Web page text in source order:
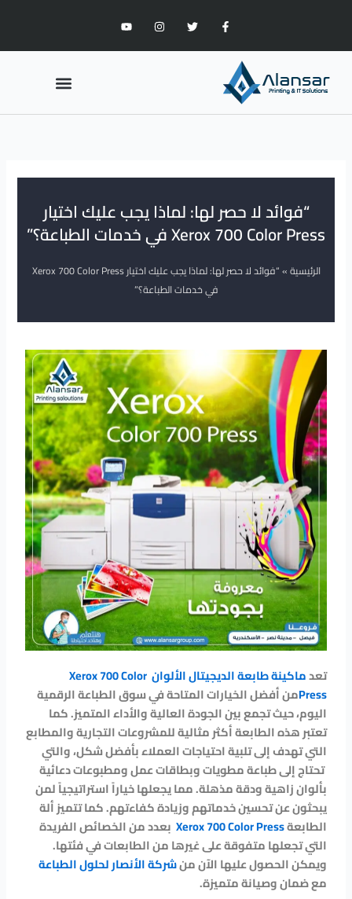
المحتوى
F
a
c
e
o
k
f
w
i
t
I
n
s
t
o
t
Menu
“فوائد لا حصر لها: لماذا يجب عليك اختيار
Xerox 700 Color Press في خدمات الطباعة؟”
الرئيسية»
“فوائد لا حصر لها: لماذا يجب عليك اختيار Xerox 700 Color Press
في خدمات الطباعة؟”
تعدماكينة طابعة الديجيتال الألوان Xerox 700 Color
Pressمن أفضل الخيارات المتاحة في سوق الطباعة الرقمية
اليوم، حيث تجمع بين الجودة العالية والأداء المتميز. كما
تعتبر هذه الطابعة أكثر مثالية للمشروعات التجارية والمطابع
التي تهدف إلى تلبية احتياجات العملاء بأفضل شكل، والتي
تحتاج إلى طباعة مطويات وبطاقات عمل ومطبوعات دعائية
بألوان زاهية ودقة مذهلة.مما يجعلها خياراً استراتيجياً لمن
يبحثون عن تحسين خدماتهموزيادة كفاءتهم.كما تتميز ألة
الطابعةXerox 700 Color Press بعدد من الخصائص الفريدة
التي تجعلها متفوقة على غيرها من الطابعات في فئتها.
ويمكنالحصول عليها الآن منشركة الأنصار لحلول الطباعة
مع ضمان وصيانة متميزة.